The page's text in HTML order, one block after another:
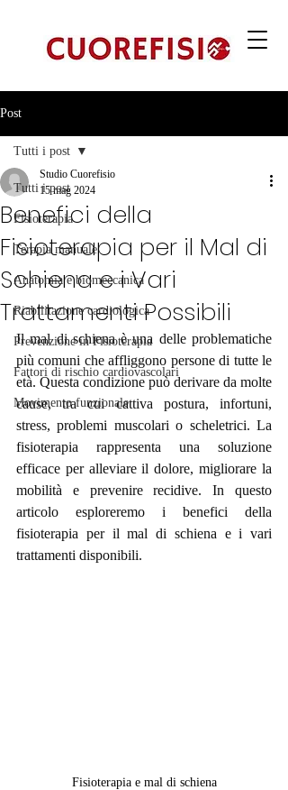
Post
Tutti i post
Fisioterapia
Terapia manuale
Anatomia e biomeccanica
Riabilitazione cardiologica
Prevenzione in Fisioterapia
Fattori di rischio cardiovascolari
Movimento funzionale
Tutti i post
Benefici della
Fisioterapia per il Mal di
Schiena e i Vari
Trattamenti Possibili
Studio Cuorefisio
15 mag 2024
Il mal di schiena è una delle problematiche
più comuni che affliggono persone di tutte le
età. Questa condizione può derivare da molte
cause, tra cui cattiva postura, infortuni,
stress, problemi muscolari o scheletrici. La
fisioterapia rappresenta una soluzione
efficace per alleviare il dolore, migliorare la
mobilità e prevenire recidive. In questo
articolo esploreremo i benefici della
fisioterapia per il mal di schiena e i vari
trattamenti disponibili.
Fisioterapia e mal di schiena